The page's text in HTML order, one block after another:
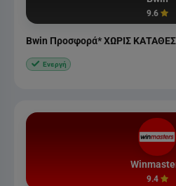
9.6
Bwin Προσφορά* ΧΩΡΙΣ
Ενεργή
9.4